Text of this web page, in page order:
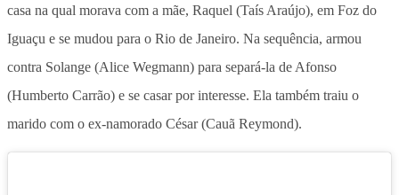
casa na qual morava com a mãe, Raquel (Taís Araújo), em Foz do
Iguaçu e se mudou para o Rio de Janeiro. Na sequência, armou
contra Solange (Alice Wegmann) para separá-la de Afonso
(Humberto Carrão) e se casar por interesse. Ela também traiu o
marido com o ex-namorado César (Cauã Reymond).